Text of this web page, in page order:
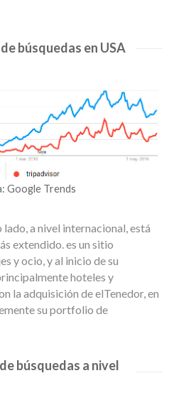
búsquedas en USA
Google Trends
a nivel internacional, está
extendido. es un sitio
y ocio, y al inicio de su
hoteles y
la adquisición de elTenedor, en
su portfolio de
búsquedas a nivel